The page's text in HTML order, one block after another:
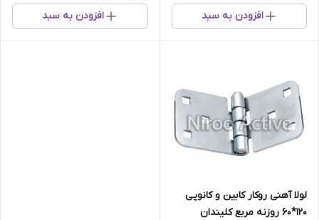
افزودن به سبد افزودن به سبد
لولا آهنی روکار کابین و کانوپی
۱۲۰*۶۰ روزنه مربع کلیندان